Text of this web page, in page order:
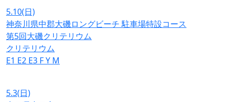
5.10(日)
神奈川県中郡大磯ロングビーチ 駐車場特設コース
第5回大磯クリテリウム
クリテリウム
E1 E2 E3 FY M
5.3(日)